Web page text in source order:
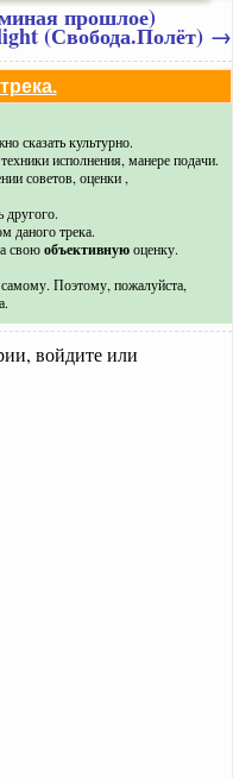
прошлое)
(Свобода.Полёт) →
сказать культурно.
исполнения, манере подачи.
советов, оценки ,
другого.
даного трека.
своюобъективнуюоценку.
самому. Поэтому, пожалуйста,
войдите или